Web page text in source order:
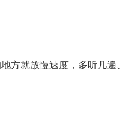
方就放慢速度，多听几遍、